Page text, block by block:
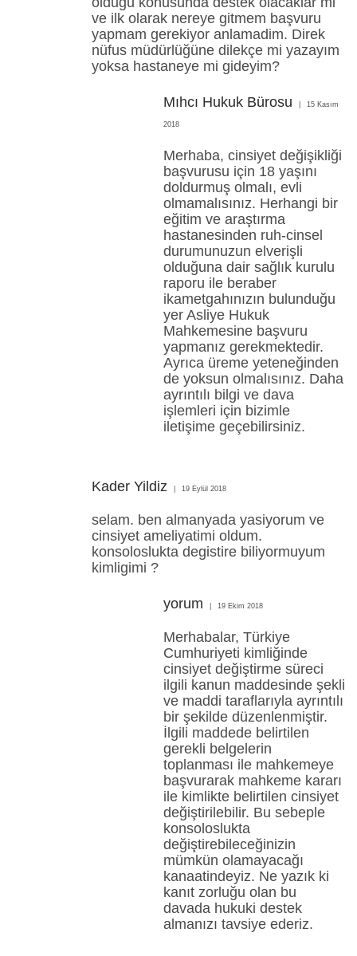
ve ilk olarak nereye gitmem başvuru
yapmam gerekiyor anlamadim. Direk
nüfus müdürlüğüne dilekçe mi yazayım
yoksa hastaneye mi gideyim?
Mıhcı Hukuk Bürosu 15 Kasım
2018
Merhaba, cinsiyet değişikliği
başvurusu için 18 yaşını
doldurmuş olmalı, evli
olmamalısınız. Herhangi bir
eğitim ve araştırma
hastanesinden ruh-cinsel
durumunuzun elverişli
olduğuna dair sağlık kurulu
raporu ile beraber
ikametgahınızın bulunduğu
yer Asliye Hukuk
Mahkemesine başvuru
yapmanız gerekmektedir.
Ayrıca üreme yeteneğinden
de yoksun olmalısınız. Daha
ayrıntılı bilgi ve dava
işlemleri için bizimle
iletişime geçebilirsiniz.
Kader Yildiz 19 Eylül 2018
selam. ben almanyada yasiyorum ve
cinsiyet ameliyatimi oldum.
konsoloslukta degistire biliyormuyum
kimligimi ?
yorum 19 Ekim 2018
Merhabalar, Türkiye
Cumhuriyeti kimliğinde
cinsiyet değiştirme süreci
ilgili kanun maddesinde şekli
ve maddi taraflarıyla ayrıntılı
bir şekilde düzenlenmiştir.
İlgili maddede belirtilen
gerekli belgelerin
toplanması ile mahkemeye
başvurarak mahkeme kararı
ile kimlikte belirtilen cinsiyet
değiştirilebilir. Bu sebeple
konsoloslukta
değiştirebileceğinizin
mümkün olamayacağı
kanaatindeyiz. Ne yazık ki
kanıt zorluğu olan bu
davada hukuki destek
almanızı tavsiye ederiz.